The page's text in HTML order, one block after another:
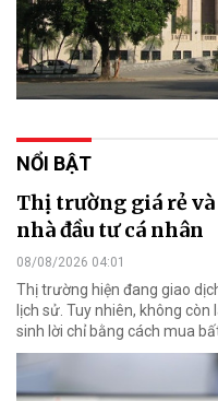
NỔI BẬT
Thị trường giá rẻ
nhà đầu tư cá nhân
08/08/2026 04:01
Thị trường hiện đang giao
lịch sử. Tuy nhiên, không
sinh lời chỉ bằng cách mua